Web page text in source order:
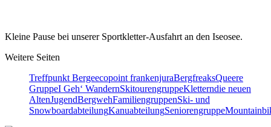
Kleine Pause bei unserer Sportkletter-Ausfahrt an den Iseosee.
Weitere Seiten
Treffpunkt Bergeecopoint frankenjuraBergfreaksQueere
GruppeI Geh‘ WandernSkitourengruppeKletterndie neuen
AltenJugendBergwehFamiliengruppenSki- und
SnowboardabteilungKanuabteilungSeniorengruppe